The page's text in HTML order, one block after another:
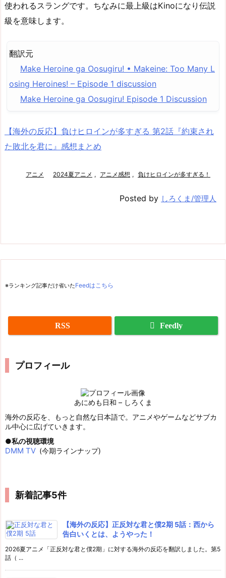
使われるスラングです。ちなみに最上級はKinoになり伝説
級を意味します。
翻訳元
Make Heroine ga Oosugiru! • Makeine: Too Many L
osing Heroines! – Episode 1 discussion
Make Heroine ga Oosugiru! Episode 1 Discussion
【海外の反応】負けヒロインが多すぎる 第2話『約束され
た敗北を君に』感想まとめ
アニメ 2024夏アニメ , アニメ感想 , 負けヒロインが多すぎる！
Posted by しろくま/管理人
※ランキング記事だけ省いたFeedはこちら
RSS Feedly
プロフィール
あにめも日和 – しろくま
海外の反応を、もっと自然な日本語で。アニメやゲームなどサブカ
ル中心に広げていきます。
私の視聴環境
DMM TV (今期ラインナップ)
新着記事5件
【海外の反応】正反対な君と僕2期 5話：西から
告白いくとは、ようやった！
2026夏アニメ「正反対な君と僕2期」に対する海外の反応を翻訳しました。第5
話（ ...